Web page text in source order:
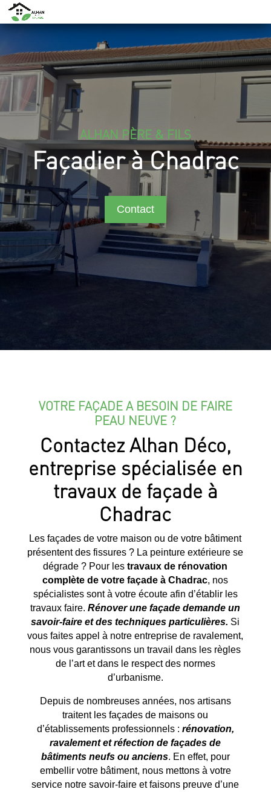
ALHAN PÈRE & FILS
Façadier à Chadrac
Contact
VOTRE FAÇADE A BESOIN DE FAIRE
PEAU NEUVE ?
Contactez Alhan Déco,
entreprise spécialisée en
travaux de façade à
Chadrac
Les façades de votre maison ou de votre bâtiment
présentent des fissures ? La peinture extérieure se
dégrade ? Pour lestravaux de rénovation
complète de votre façade à Chadrac, nos
spécialistes sont à votre écoute afin d’établir les
travaux faire.Rénover une façade demande un
savoir-faire et des techniques particulières. Si
vous faites appel à notre entreprise de ravalement,
nous vous garantissons un travail dans les règles
de l’art et dans le respect des normes
d’urbanisme.
Depuis de nombreuses années, nos artisans
traitent les façades de maisons ou
d’établissements professionnels : rénovation,
ravalement et réfection de façades de
bâtiments neufs ou anciens. En effet, pour
embellir votre bâtiment, nous mettons à votre
service notre savoir-faire et faisons preuve d’une